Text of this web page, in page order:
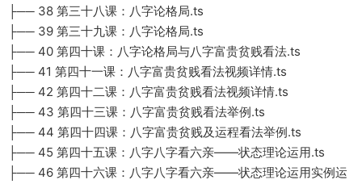
├── 38 第三十八课：八字论格局.ts
├── 39 第三十九课：八字论格局.ts
├── 40 第四十课：八字论格局与八字富贵贫贱看法.ts
├── 41 第四十一课：八字富贵贫贱看法视频详情.ts
├── 42 第四十二课：八字富贵贫贱看法视频详情.ts
├── 43 第四十三课：八字富贵贫贱看法举例.ts
├── 44 第四十四课：八字富贵贫贱及运程看法举例.ts
├── 45 第四十五课：八字八字看六亲——状态理论运用.ts
├── 46 第四十六课：八字八字看六亲——状态理论运用实例运